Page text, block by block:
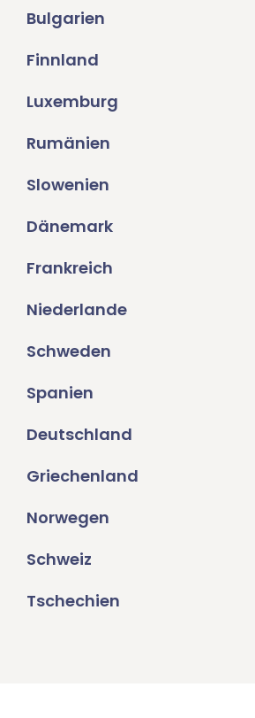
Bulgarien
Finnland
Luxemburg
Rumänien
Slowenien
Dänemark
Frankreich
Niederlande
Schweden
Spanien
Deutschland
Griechenland
Norwegen
Schweiz
Tschechien